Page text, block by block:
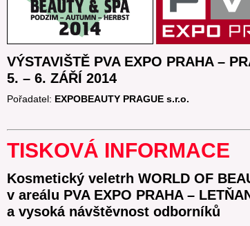
VÝSTAVIŠTĚ PVA EXPO PRAHA –
5. – 6. ZÁŘÍ 2014
Pořadatel: EXPOBEAUTY PRAGUE s.r.o.
TISKOVÁ INFORMACE
Kosmetický veletrh WORLD OF
v areálu PVA EXPO PRAHA –
a vysoká návštěvnost odborníků